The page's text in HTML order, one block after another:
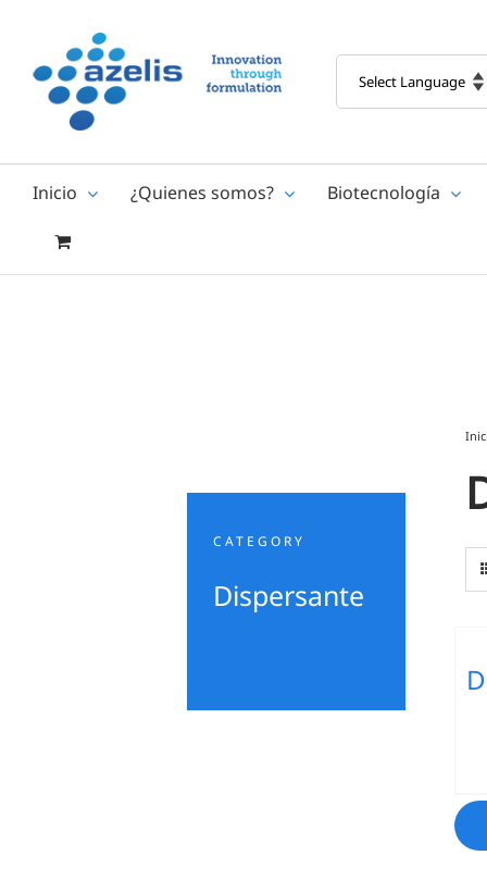
content
Inicio ¿Quienes somos? Biotecnología
CATEGORY
Dispersante